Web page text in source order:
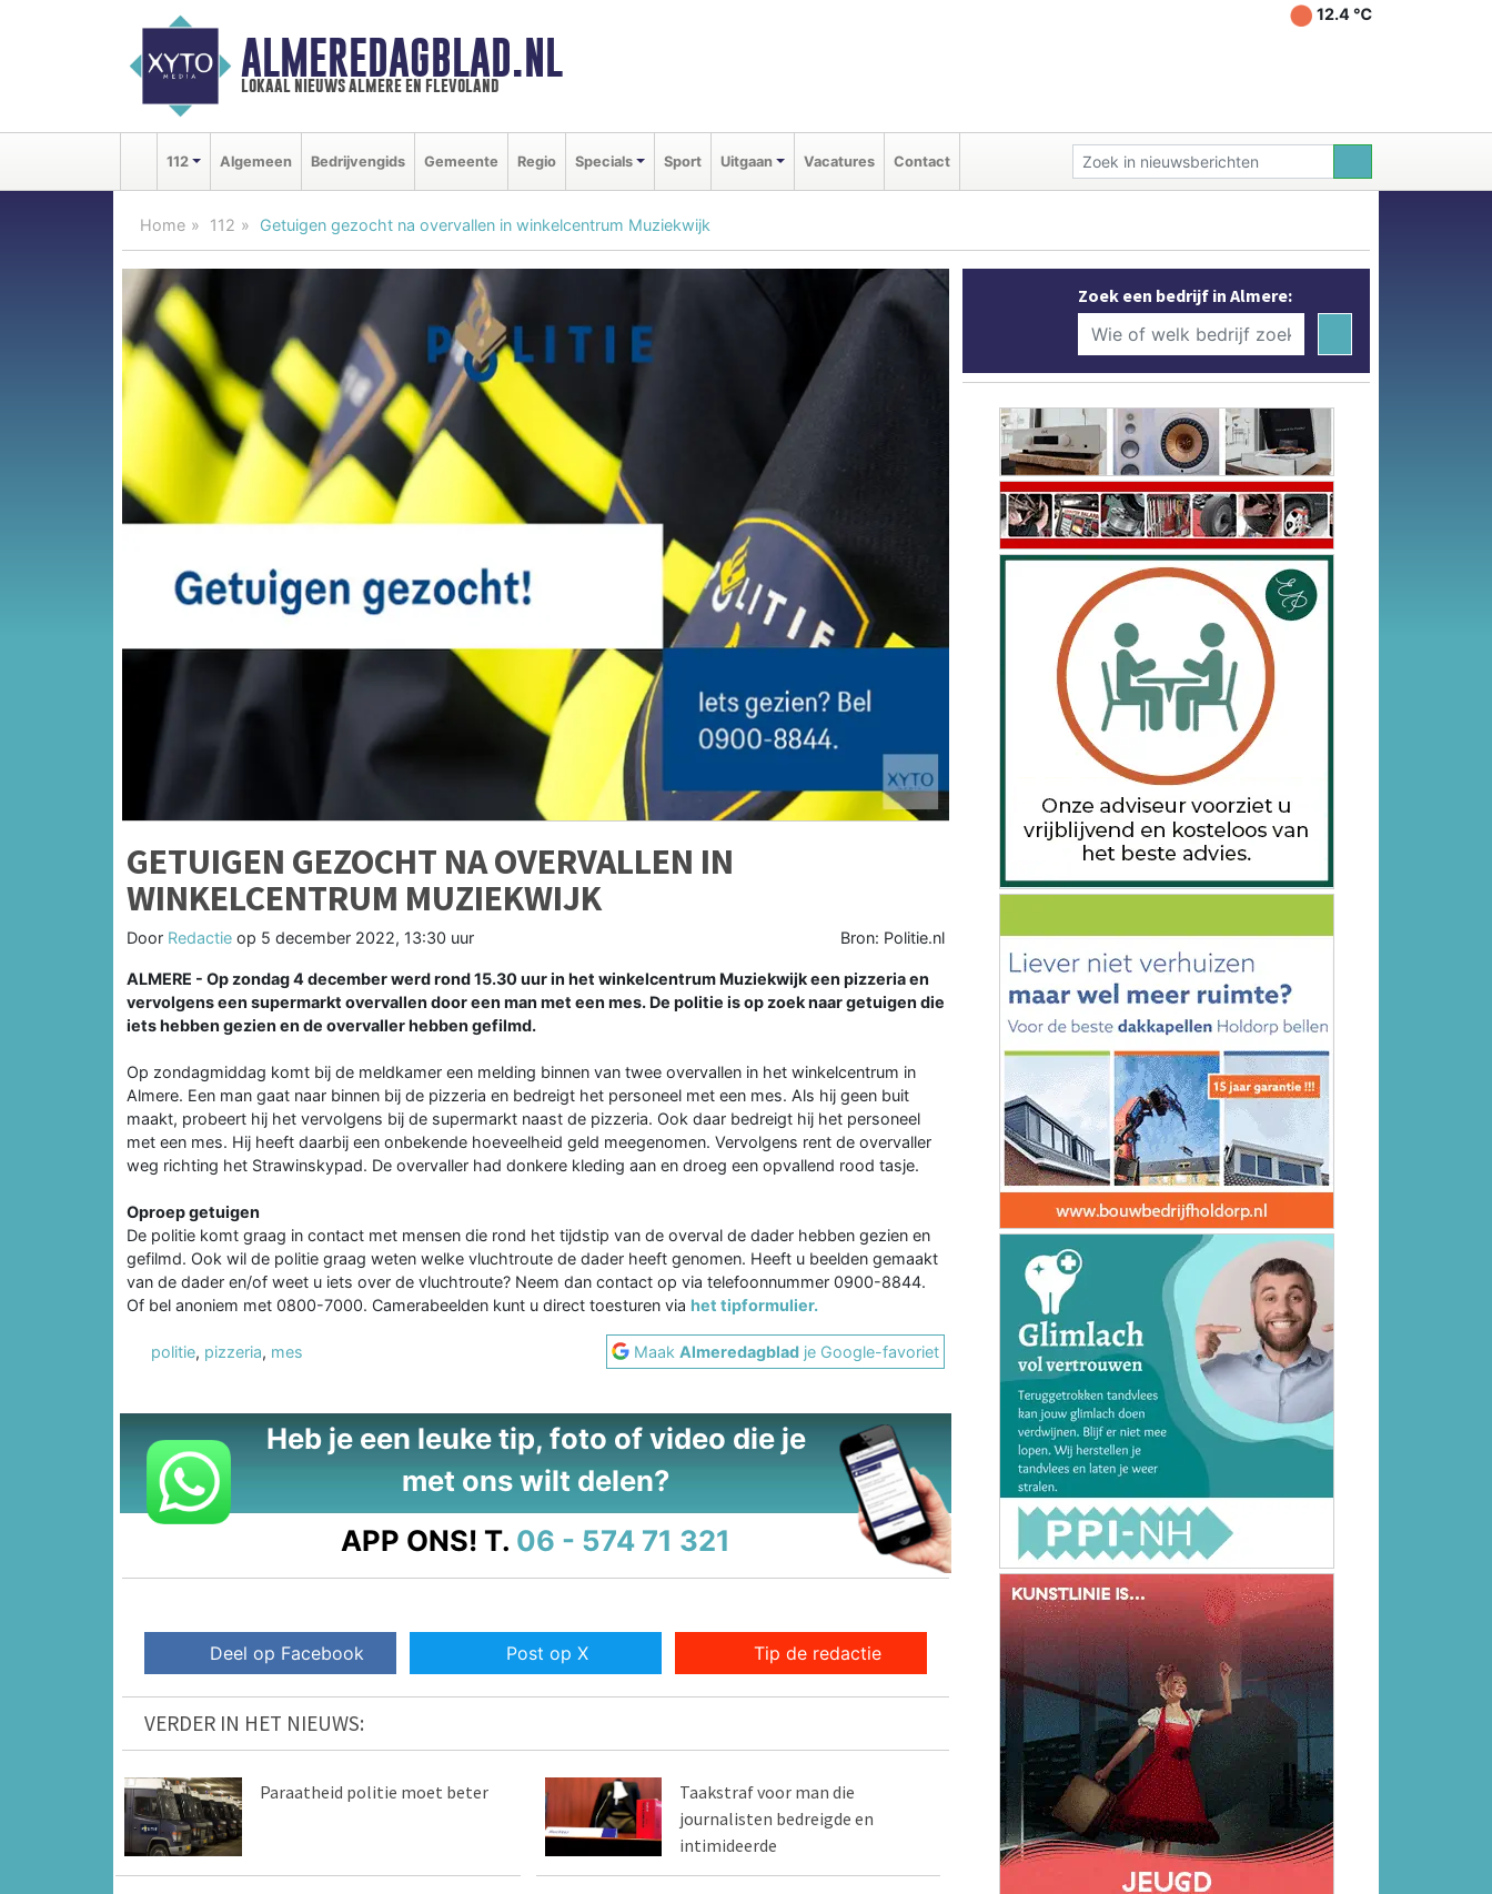
ALMEREDAGBLAD.NL
lokaal nieuws almere en flevoland
12.4 ℃
112 Algemeen Bedrijvengids Gemeente Regio Specials Sport Uitgaan Vacatures Contact
Home 112 Getuigen gezocht na overvallen in winkelcentrum Muziekwijk
GETUIGEN GEZOCHT NA OVERVALLEN IN
WINKELCENTRUM MUZIEKWIJK
Door Redactie op 5 december 2022, 13:30 uur Bron: Politie.nl
ALMERE - Op zondag 4 december werd rond 15.30 uur in het winkelcentrum Muziekwijk een pizzeria en
vervolgens een supermarkt overvallen door een man met een mes. De politie is op zoek naar getuigen die
iets hebben gezien en de overvaller hebben gefilmd.
Op zondagmiddag komt bij de meldkamer een melding binnen van twee overvallen in het winkelcentrum in
Almere. Een man gaat naar binnen bij de pizzeria en bedreigt het personeel met een mes. Als hij geen buit
maakt, probeert hij het vervolgens bij de supermarkt naast de pizzeria. Ook daar bedreigt hij het personeel
met een mes. Hij heeft daarbij een onbekende hoeveelheid geld meegenomen. Vervolgens rent de overvaller
weg richting het Strawinskypad. De overvaller had donkere kleding aan en droeg een opvallend rood tasje.
Oproep getuigen
De politie komt graag in contact met mensen die rond het tijdstip van de overval de dader hebben gezien en
gefilmd. Ook wil de politie graag weten welke vluchtroute de dader heeft genomen. Heeft u beelden gemaakt
van de dader en/of weet u iets over de vluchtroute? Neem dan contact op via telefoonnummer 0900-8844.
Of bel anoniem met 0800-7000. Camerabeelden kunt u direct toesturen via het tipformulier.
politie, pizzeria, mes MaakAlmeredagblad je Google-favoriet
Heb je een leuke tip, foto of video die je
met ons wilt delen?
APP ONS! T. 06 - 574 71 321
Deel op Facebook Post op X Tip de redactie
VERDER IN HET NIEUWS:
Paraatheid politie moet beter
Taakstraf voor man die
journalisten bedreigde en
intimideerde
Zoek een bedrijf in Almere: